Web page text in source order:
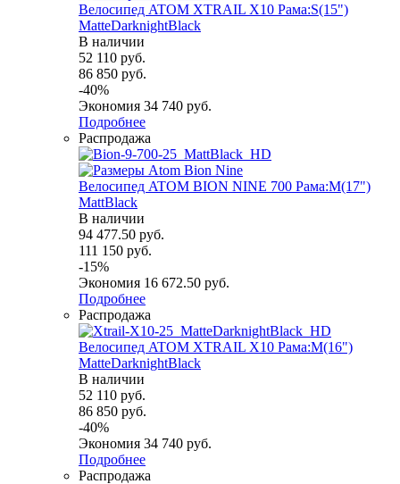
Велосипед ATOM XTRAIL X10 Рама:S(15")
MatteDarknightBlack
В наличии
52 110 руб.
86 850 руб.
-40%
Экономия 34 740 руб.
Подробнее
Распродажа
Велосипед ATOM BION NINE 700 Рама:M(17")
MattBlack
В наличии
94 477.50 руб.
111 150 руб.
-15%
Экономия 16 672.50 руб.
Подробнее
Распродажа
Велосипед ATOM XTRAIL X10 Рама:M(16")
MatteDarknightBlack
В наличии
52 110 руб.
86 850 руб.
-40%
Экономия 34 740 руб.
Подробнее
Распродажа